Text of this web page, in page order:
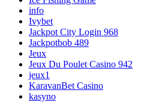
info
Ivybet
Jackpot City Login 968
Jackpotbob 489
Jeux
Jeux Du Poulet Casino 942
jeux1
KaravanBet Casino
kasyno